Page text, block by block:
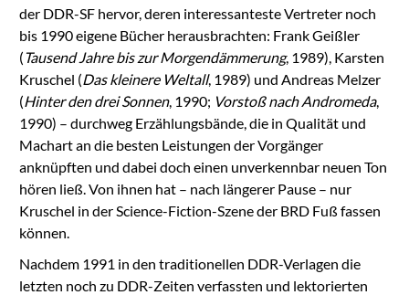
der DDR-SF hervor, deren interessanteste Vertreter noch
bis 1990 eigene Bücher herausbrachten: Frank Geißler
(Tausend Jahre bis zur Morgendämmerung, 1989), Karsten
Kruschel (Das kleinere Weltall, 1989) und Andreas Melzer
(Hinter den drei Sonnen, 1990; Vorstoß nach Andromeda,
1990) – durchweg Erzählungsbände, die in Qualität und
Machart an die besten Leistungen der Vorgänger
anknüpften und dabei doch einen unverkennbar neuen Ton
hören ließ. Von ihnen hat – nach längerer Pause – nur
Kruschel in der Science-Fiction-Szene der BRD Fuß fassen
können.
Nachdem 1991 in den traditionellen DDR-Verlagen die
letzten noch zu DDR-Zeiten verfassten und lektorierten